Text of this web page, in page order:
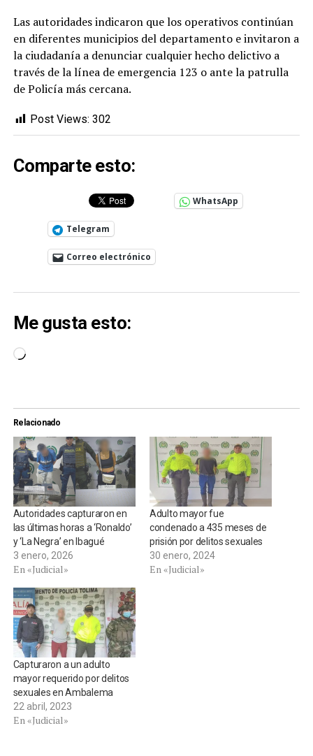
Las autoridades indicaron que los operativos continúan
en diferentes municipios del departamento e invitaron a
la ciudadanía a denunciar cualquier hecho delictivo a
través de la línea de emergencia 123 o ante la patrulla
de Policía más cercana.
Post Views: 302
Comparte esto:
WhatsApp
Telegram
Correo electrónico
Me gusta esto:
Cargando...
Relacionado
Autoridades capturaron en
las últimas horas a ‘Ronaldo’
y ‘La Negra’ en Ibagué
3 enero, 2026
En «Judicial»
Adulto mayor fue
condenado a 435 meses de
prisión por delitos sexuales
30 enero, 2024
En «Judicial»
Capturaron a un adulto
mayor requerido por delitos
sexuales en Ambalema
22 abril, 2023
En «Judicial»